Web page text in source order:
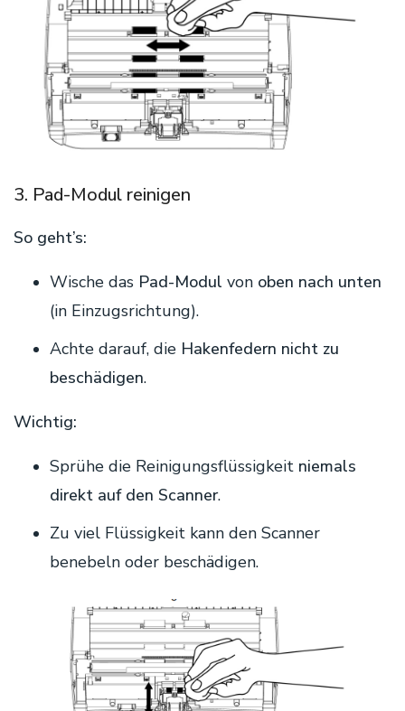
3. Pad-Modul reinigen
So geht’s:
Wische das Pad-Modul von oben nach unten
(in Einzugsrichtung).
Achte darauf, die Hakenfedern nicht zu
beschädigen.
Wichtig:
Sprühe die Reinigungsflüssigkeit niemals
direkt auf den Scanner.
Zu viel Flüssigkeit kann den Scanner
benebeln oder beschädigen.